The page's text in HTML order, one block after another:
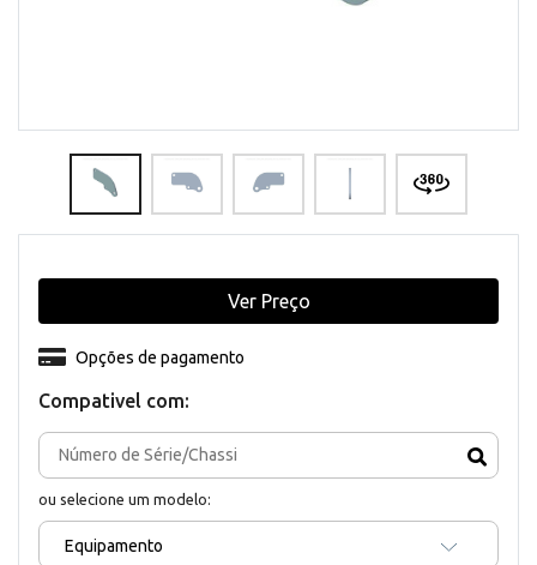
Compativel com:
ou selecione um modelo:
Equipamento
Opções de pagamento
Ver Preço